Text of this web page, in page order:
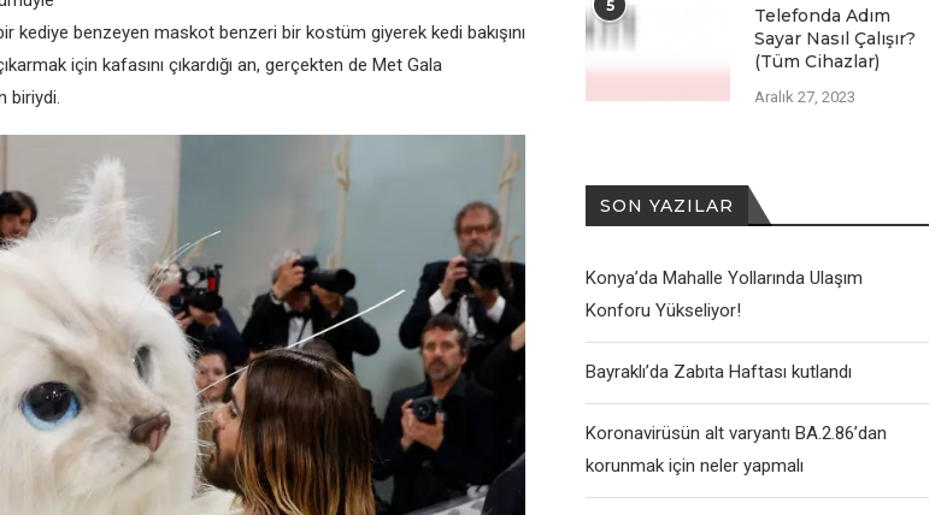
kediye benzeyen maskot benzeri bir kostüm giyerek kedi bakışını
için kafasını çıkardığı an, gerçekten de Met Gala
biriydi.
5
Telefonda Adım
Sayar Nasıl Çalışır?
(Tüm Cihazlar)
Aralık 27, 2023
SON YAZILAR
Konya’da Mahalle Yollarında Ulaşım
Konforu Yükseliyor!
Bayraklı’da Zabıta Haftası kutlandı
Koronavirüsün alt varyantı BA.2.86’dan
korunmak için neler yapmalı